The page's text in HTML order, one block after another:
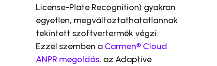
License-Plate Recognition) gyakran
egyetlen, megváltoztathatatlannak
tekintett szoftvertermék végzi.
Ezzel szemben a Carmen® Cloud
ANPR megoldás, az Adaptive